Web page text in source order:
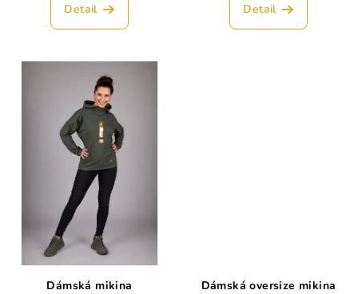
Detail Detail
Dámská mikina Dámská oversize mikina